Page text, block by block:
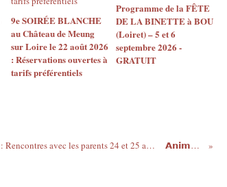
9e SOIRÉE BLANCHE
au Château de Meung
sur Loire le 22 août 2026
: Réservations ouvertes à
tarifs préférentiels
Programme de la FÊTE
DE LA BINETTE à BOU
(Loiret) – 5 et 6
septembre 2026 -
GRATUIT
RENTRÉE SCOLAIRE A FLEURY LES AUBRAIS : Rencontres avec les parents 24 et 25 août - Permanences téléphoniques 2 et 9 septembre 𝗔𝗻𝗶𝗺𝗮𝘁𝗶𝗼𝗻𝘀...